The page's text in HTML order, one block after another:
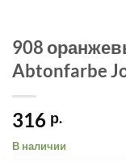
908
Abtonfarbe
316 р.
В наличии